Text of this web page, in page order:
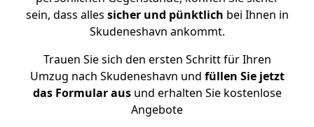
sein, dass alles sicher und pünktlich bei Ihnen in
Skudeneshavn ankommt.
Trauen Sie sich den ersten Schritt für Ihren
Umzug nach Skudeneshavn und füllen Sie jetzt
das Formular ausund erhalten Sie kostenlose
Angebote